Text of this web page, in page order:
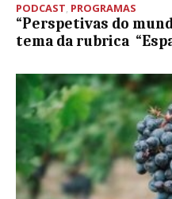
PODCAST, PROGRAMAS
“Perspetivas do
tema da rubrica